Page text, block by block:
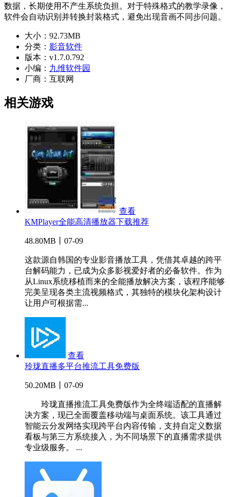
数据，长期使用不产生系统负担。对于特殊格式的教学录像，
软件会自动识别并转换封装格式，避免出现音画不同步问题。
大小： 92.73MB
分类： 影音软件
版本： v1.7.0.792
小编： 九维软件园
厂商： 互联网
相关游戏
查看
KMPlayer全能高清播放器下载推荐
48.80MB丨07-09
这款源自韩国的专业影音播放工具，凭借其卓越的跨平
台解码能力，已成为众多影视爱好者的必备软件。作为
从Linux系统移植而来的全能播放解决方案，该程序能够
完美呈现各类主流视频格式，其独特的模块化架构设计
让用户可根据需...
查看
玲珑直播多平台推流工具免费版
50.20MB丨07-09
玲珑直播推流工具免费版作为全终端适配的直播解
决方案，现已全面覆盖移动端与桌面系统。该工具通过
智能云分发网络实现跨平台内容传输，支持自定义数据
看板与第三方系统接入，为不同场景下的直播需求提供
专业级服务。 ...